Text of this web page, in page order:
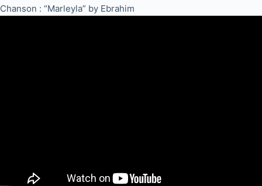
Chanson : “Marleyla” by Ebrahim